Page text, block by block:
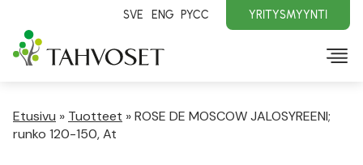
SVE ENG PYCC YRITYSMYYNTI
Etusivu » Tuotteet »ROSE DE MOSCOW JALOSYREENI;
runko 120-150, At